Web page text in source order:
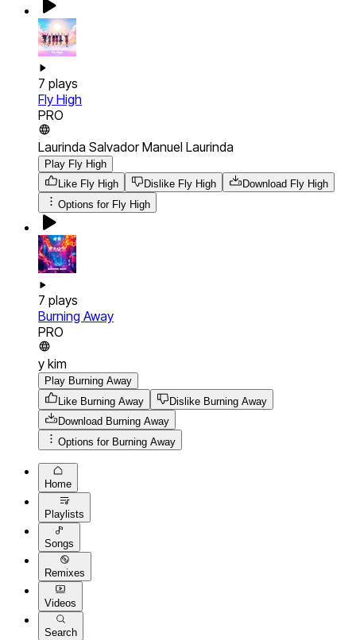
7 plays
Fly High
PRO
Laurinda Salvador Manuel Laurinda
Play Fly High
Like Fly High
Dislike Fly High Download Fly High
Options for Fly High
7 plays
Burning Away
PRO
y kim
Play Burning Away
Like Burning Away
Dislike Burning Away
Download Burning Away
Options for Burning Away
Home
Playlists
Songs
Remixes
Videos
Search